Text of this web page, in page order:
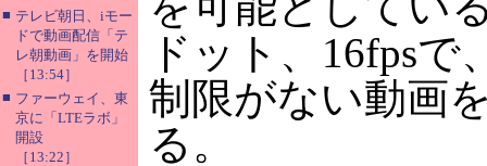
■ テレビ朝日、iモー
ドで動画配信「テ
レ朝動画」を開始
［13:54］
■ ファーウェイ、東
京に「LTEラボ」
開設
［13:22］
ドット、16fpsで
制限がない動画
る。